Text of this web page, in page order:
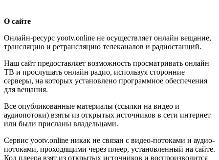
О сайте
Онлайн-ресурс yootv.online не осуществляет онлайн вещание,
трансляцию и ретрансляцию телеканалов и радиостанций.
Наш сайт предоставляет возможность просматривать онлайн
ТВ и прослушать онлайн радио, используя сторонние
серверы, на которых установлено программное обеспечения
для вещания.
Все опубликованные материалы (ссылки на видео и
аудиопотоки) взяты из открытых источников в сети интернет
или были присланы владельцами.
Сервис yootv.online никак не связан с видео-потоками и аудио-
потоками, проходящими через плеер, установленный на сайте.
Код плеера взят из открытых источников и воспроизводится